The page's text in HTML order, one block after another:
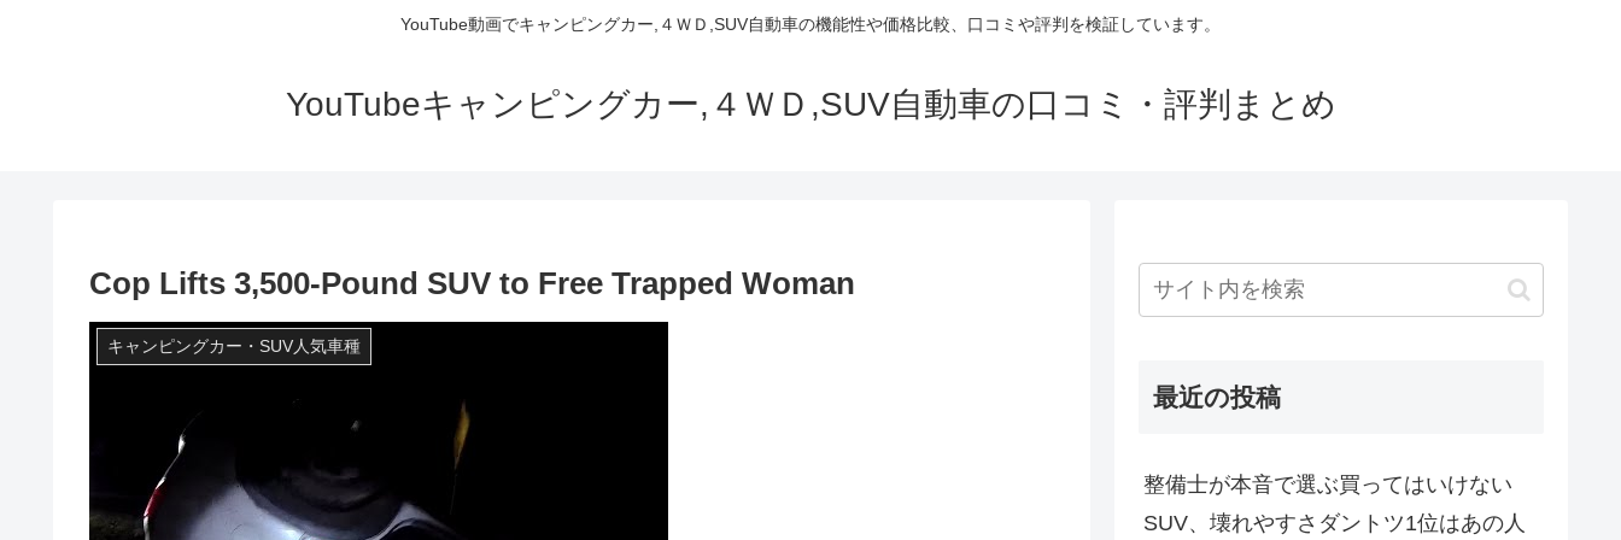
YouTube動画でキャンピングカー,４ＷＤ,SUV自動車の機能性や価格比較、口コミや評判を検証しています。
YouTubeキャンピングカー,４ＷＤ,SUV自動車の口コミ・評判まとめ
Cop Lifts 3,500-Pound SUV to Free Trapped Woman
キャンピングカー・SUV人気車種
最近の投稿
整備士が本音で選ぶ買ってはいけない
SUV、壊れやすさダントツ1位はあの人